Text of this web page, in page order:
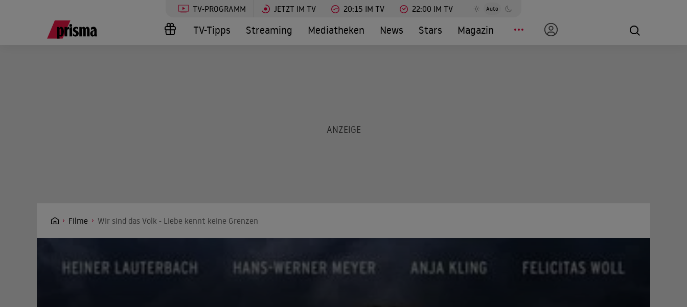
TV-PROGRAMM JETZT IM TV 20:15 IM TV 22:00 IM TV Auto
TV-Tipps Streaming Mediatheken News Stars Magazin
Filme Wir sind das Volk - Liebe kennt keine Grenzen